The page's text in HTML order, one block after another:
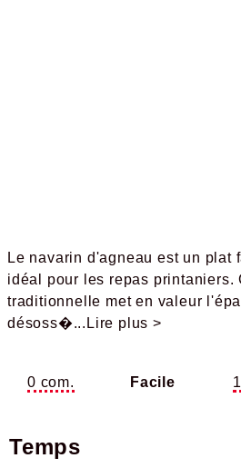
Le navarin d'agneau est un plat
idéal pour les repas printaniers.
traditionnelle met en valeur
désoss�...Lire plus >
0 com. Facile
Temps